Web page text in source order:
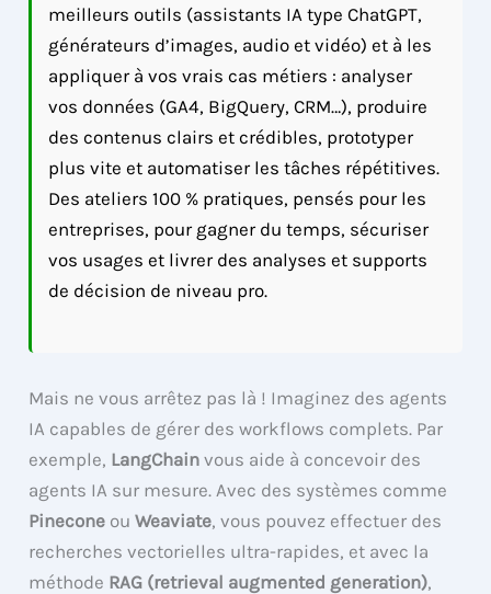
meilleurs outils (assistants IA type ChatGPT,
générateurs d’images, audio et vidéo) et à les
appliquer à vos vrais cas métiers : analyser
vos données (GA4, BigQuery, CRM…), produire
des contenus clairs et crédibles, prototyper
plus vite et automatiser les tâches répétitives.
Des ateliers 100 % pratiques, pensés pour les
entreprises, pour gagner du temps, sécuriser
vos usages et livrer des analyses et supports
de décision de niveau pro.
Mais ne vous arrêtez pas là ! Imaginez des agents
IA capables de gérer des workflows complets. Par
exemple, LangChain vous aide à concevoir des
agents IA sur mesure. Avec des systèmes comme
Pinecone ouWeaviate, vous pouvez effectuer des
recherches vectorielles ultra-rapides, et avec la
méthode RAG (retrieval augmented generation),